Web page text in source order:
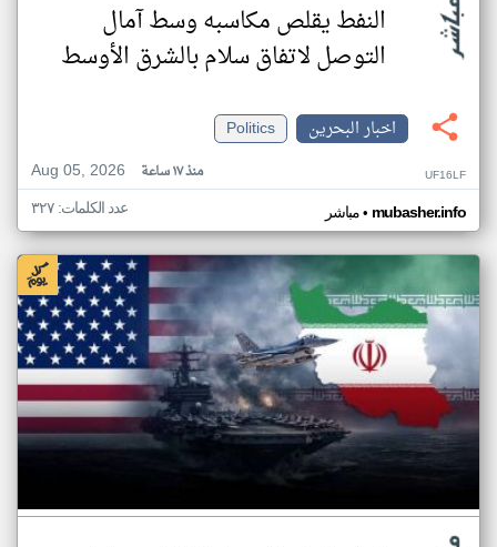
النفط يقلص مكاسبه وسط آمال
التوصل لاتفاق سلام بالشرق الأوسط
اخبار البحرين
Politics
Aug 05, 2026
منذ ١٧ ساعة UF16LF
مباشر• mubasher.info عدد الكلمات: ٣٢٧